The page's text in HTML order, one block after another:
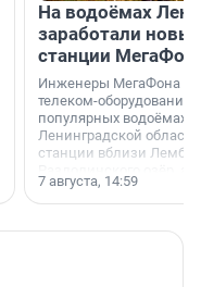
На водоёмах
заработали
станции
Инженеры МегаФона
телеком-оборудование
популярных водоёмах
Ленинградской
станции вблизи
недалеко от Большого
водопада.
7 августа, 14:59